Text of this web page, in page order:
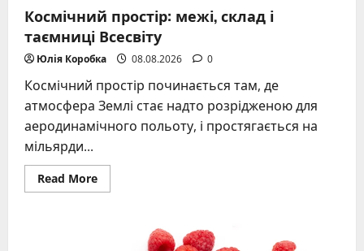
Космічний простір: межі, склад і
таємниці Всесвіту
Юлія Коробка 08.08.2026 0
Космічний простір починається там, де
атмосфера Землі стає надто розрідженою для
аеродинамічного польоту, і простягається на
мільярди...
Read MoreRead
more